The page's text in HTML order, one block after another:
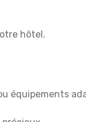
hôtel.
équipements